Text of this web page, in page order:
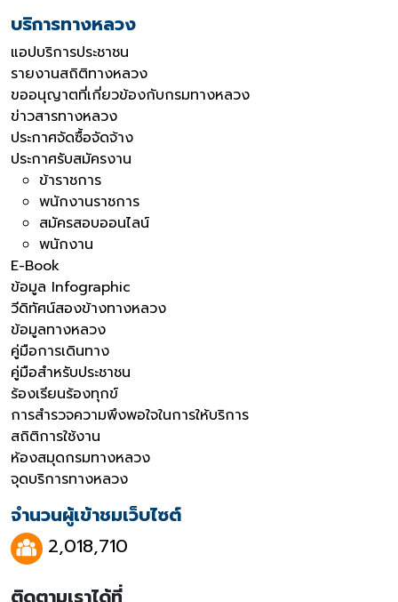
บริการทางหลวง
แอปบริการประชาชน
รายงานสถิติทางหลวง
ขออนุญาตที่เกี่ยวข้องกับกรมทางหลวง
ข่าวสารทางหลวง
ประกาศจัดซื้อจัดจ้าง
ประกาศรับสมัครงาน
ข้าราชการ
พนักงานราชการ
สมัครสอบออนไลน์
พนักงาน
E-Book
ข้อมูล Infographic
วีดิทัศน์สองข้างทางหลวง
ข้อมูลทางหลวง
คู่มือการเดินทาง
คู่มือสำหรับประชาชน
ร้องเรียนร้องทุกข์
การสำรวจความพึงพอใจในการให้บริการ
สถิติการใช้งาน
ห้องสมุดกรมทางหลวง
จุดบริการทางหลวง
จำนวนผู้เข้าชมเว็บไซต์
2,018,710
ติดตามเราได้ที่